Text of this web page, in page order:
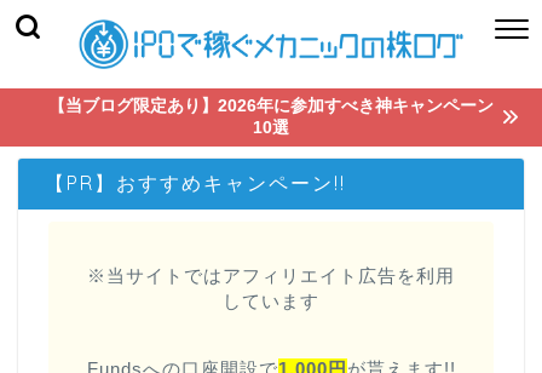
【当ブログ限定あり】2026年に参加すべき神キャンペーン
10選
【PR】おすすめキャンペーン!!
※当サイトではアフィリエイト広告を利用
しています